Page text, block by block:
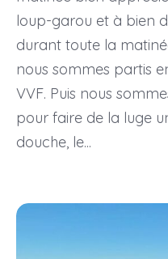
loup-garou et à bien
durant toute la
nous sommes partis
VVF. Puis nous
pour faire de la luge
douche, le...